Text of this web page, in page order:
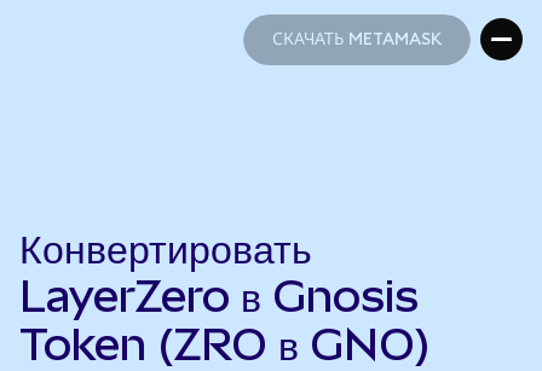
СКАЧАТЬ METAMASK
Конвертировать
LayerZero в Gnosis
Token (ZRO в GNO)